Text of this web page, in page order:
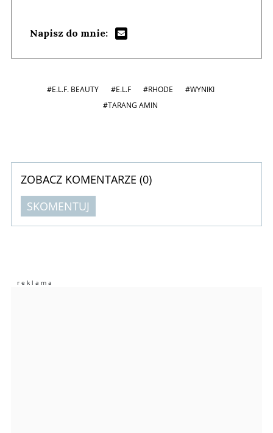
Napisz do mnie:
#E.L.F. BEAUTY #E.L.F #RHODE
#WYNIKI
#TARANG AMIN
ZOBACZ KOMENTARZE (0)
SKOMENTUJ
Imię (Wymagane)